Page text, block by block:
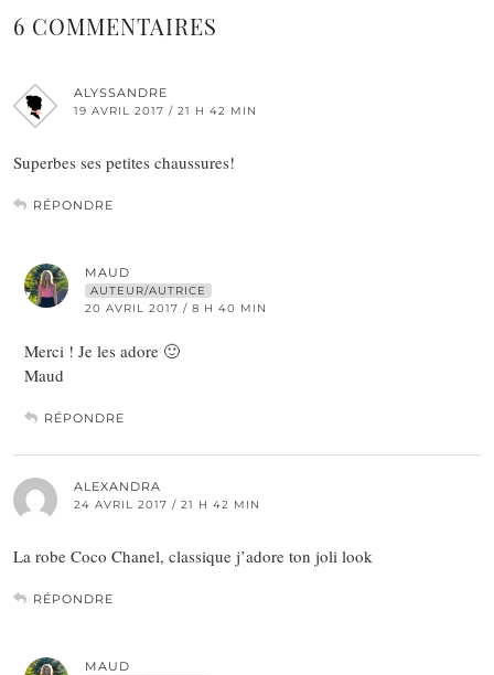
6 COMMENTAIRES
ALYSSANDRE
19 AVRIL 2017 / 21 H 42 MIN
Superbes ses petites chaussures!
RÉPONDRE
MAUD
AUTEUR/AUTRICE
20 AVRIL 2017 / 8 H 40 MIN
Merci ! Je les adore 🙂
Maud
RÉPONDRE
ALEXANDRA
24 AVRIL 2017 / 21 H 42 MIN
La robe Coco Chanel, classique j’adore ton joli look
RÉPONDRE
MAUD